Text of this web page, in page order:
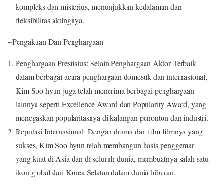
kompleks dan misterius, menunjukkan kedalaman dan
fleksibilitas aktingnya.
~Pengakuan Dan Penghargaan
Penghargaan Prestisius: Selain Penghargaan Aktor Terbaik
dalam berbagai acara penghargaan domestik dan internasional,
Kim Soo hyun juga telah menerima berbagai penghargaan
lainnya seperti Excellence Award dan Popularity Award, yang
menegaskan popularitasnya di kalangan penonton dan industri.
Reputasi Internasional: Dengan drama dan film-filmnya yang
sukses, Kim Soo hyun telah membangun basis penggemar
yang kuat di Asia dan di seluruh dunia, membuatnya salah satu
ikon global dari Korea Selatan dalam dunia hiburan.